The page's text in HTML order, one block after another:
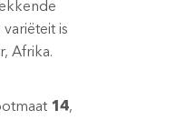
is
Afrika.
14,